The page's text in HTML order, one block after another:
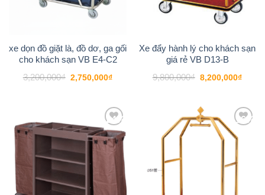
xe dọn đồ giặt là, đồ dơ, ga gối
cho khách sạn VB E4-C2
3,200,000₫ Giá
gốc
2,750,000₫Giá
2,750,000₫.
Xe đẩy hành lý cho khách sạn
giá rẻ VB D13-B
9,800,000₫ Giá
gốc
8,200,000₫Giá
-24%
Add to
wishlist
-16%
Add to
wishlist